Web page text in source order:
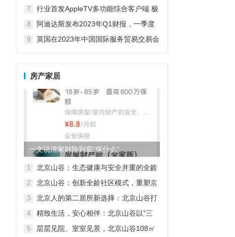
7
行业首发AppleTV多功能综合客户端 极
8
阿迪达斯发布2023年Q1财报，一季度
9
英国在2023年中国国际服务贸易交易会
房产家居
一文说清家财险到底“保什么”
1
北京山谷：生态健康与安全并重的全龄
2
北京山谷：创新全龄社区模式，重塑京
3
北京人的第二居所新选择：北京山谷打
4
精致生活，安心相伴：北京山谷以“三
5
层层见院、室室见景，北京山谷108㎡